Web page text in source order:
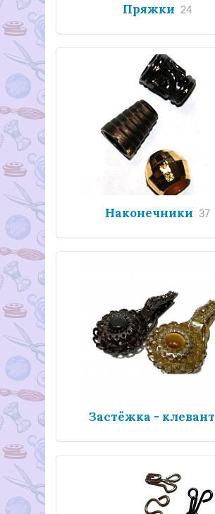
Пряжки 24
Наконечники 37
Застёжка - клевант